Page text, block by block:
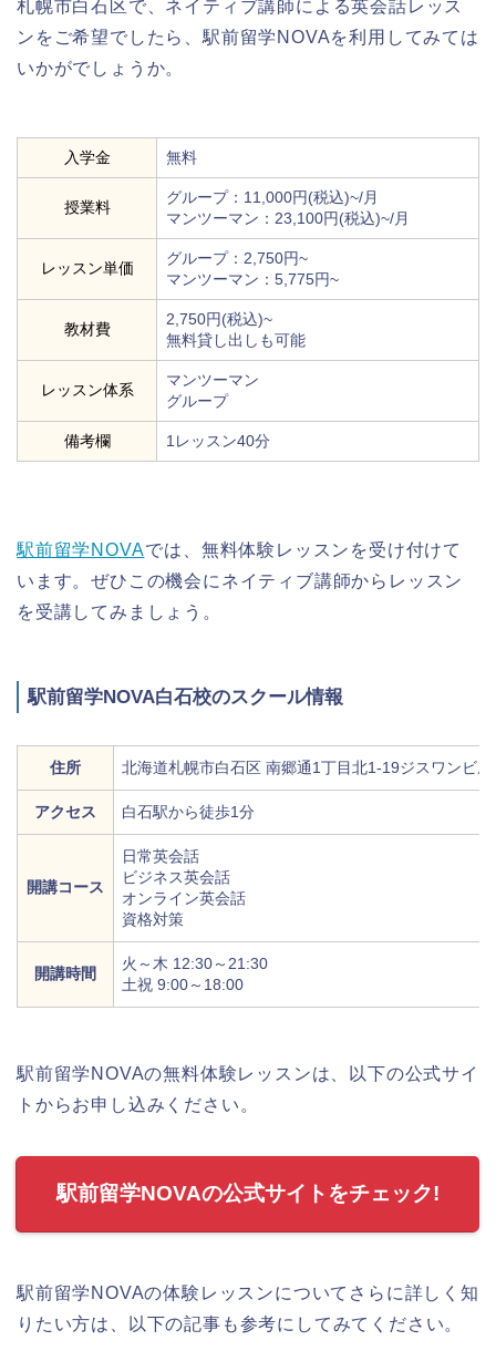
札幌市白石区で、ネイティブ講師による英会話レッス
ンをご希望でしたら、駅前留学NOVAを利用してみては
いかがでしょうか。
入学金 無料
授業料
グループ：11,000円(税込)~/月
マンツーマン：23,100円(税込)~/月
レッスン単価
グループ：2,750円~
マンツーマン：5,775円~
教材費
2,750円(税込)~
無料貸し出しも可能
レッスン体系
マンツーマン
グループ
備考欄 1レッスン40分
駅前留学NOVAでは、無料体験レッスンを受け付けて
います。ぜひこの機会にネイティブ講師からレッスン
を受講してみましょう。
駅前留学NOVA白石校のスクール情報
住所 北海道札幌市白石区 南郷通1丁目北1-19ジスワンビ
アクセス 白石駅から徒歩1分
開講コース
日常英会話
ビジネス英会話
オンライン英会話
資格対策
開講時間
火～木 12:30～21:30
土祝 9:00～18:00
駅前留学NOVAの無料体験レッスンは、以下の公式サイ
トからお申し込みください。
駅前留学NOVAの公式サイトをチェック!
駅前留学NOVAの体験レッスンについてさらに詳しく知
りたい方は、以下の記事も参考にしてみてください。